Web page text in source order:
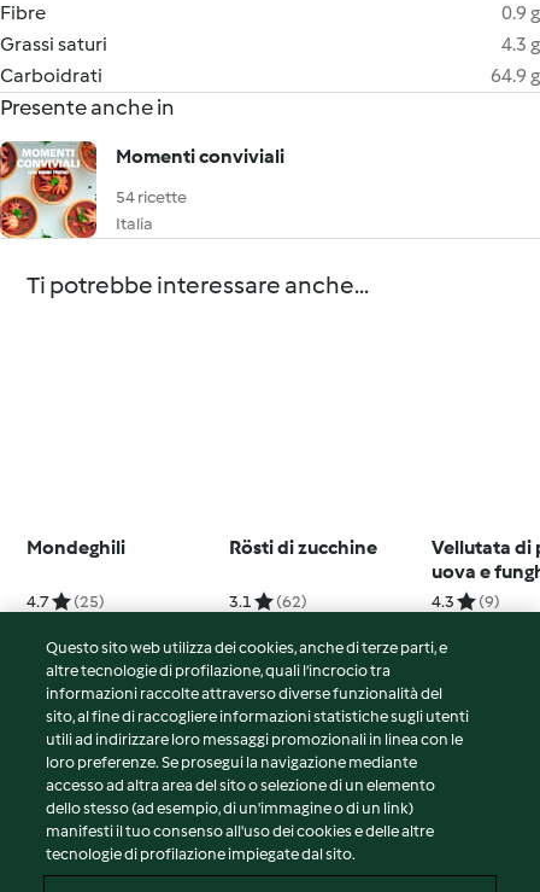
Fibre
0.9 g
Grassi saturi
4.3 g
Carboidrati
64.9 g
Presente anche in
Momenti conviviali
54 ricette
Italia
Ti potrebbe interessare anche...
Mondeghili
4.7 (25)
Rösti di zucchine
3.1 (62)
Vellutata di
uova e
Friend)
4.3 (9)
© Copyright 2026
Termini del servizio
Informativa sulla privacy
Avvertenze generali
Note legali
Questo sito web utilizza dei cookies, anche di terze parti, e
altre tecnologie di profilazione, quali l’incrocio tra
informazioni raccolte attraverso diverse funzionalità del
sito, al fine di raccogliere informazioni statistiche sugli utenti
utili ad indirizzare loro messaggi promozionali in linea con le
loro preferenze. Se prosegui la navigazione mediante
accesso ad altra area del sito o selezione di un elemento
dello stesso (ad esempio, di un'immagine o di un link)
manifesti il tuo consenso all'uso dei cookies e delle altre
tecnologie di profilazione impiegate dal sito.